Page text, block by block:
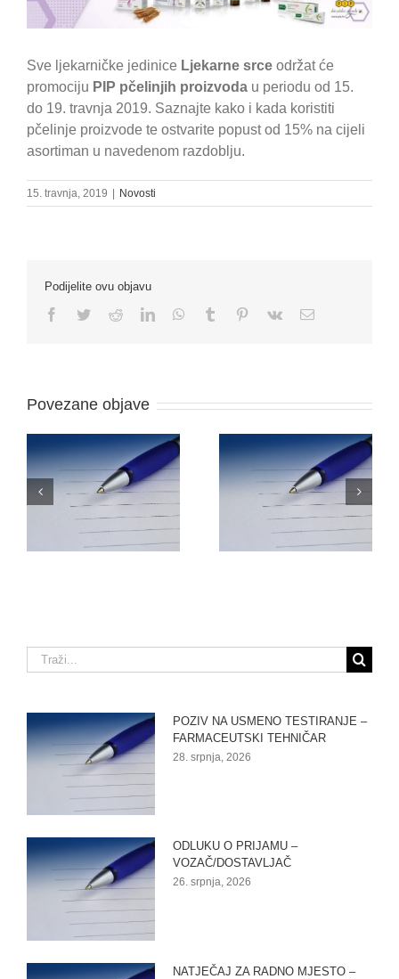
Sve ljekarničke jedinice Ljekarne srce održat će
promociju PIP pčelinjih proizvoda u periodu od 15.
do 19. travnja 2019. Saznajte kako i kada koristiti
pčelinje proizvode te ostvarite popust od 15% na cijeli
asortiman u navedenom razdoblju.
15. travnja, 2019 Novosti
Podijelite ovu objavu
Facebook
TwitterRedditLinkedInWhatsApp
Tumblr Pinterest
Vk Email:
Povezane objave
ODLUKU O PRIJAMU
–
VOZAČ/DOSTAVLJAČ
NATJEČAJ ZA
RADNO MJESTO –
TEHNIČAR (M/Ž)
Traži...
POZIV NA USMENO TESTIRANJE –
FARMACEUTSKI TEHNIČAR
28. srpnja, 2026
ODLUKU O PRIJAMU –
VOZAČ/DOSTAVLJAČ
26. srpnja, 2026
NATJEČAJ ZA RADNO MJESTO –